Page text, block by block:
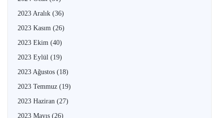
2023 Aralık (36)
2023 Kasım (26)
2023 Ekim (40)
2023 Eylül (19)
2023 Ağustos (18)
2023 Temmuz (19)
2023 Haziran (27)
2023 Mayıs (26)